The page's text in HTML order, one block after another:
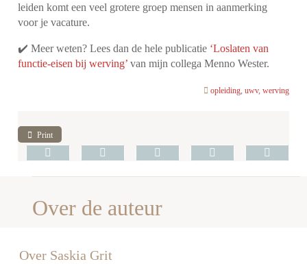
leiden komt een veel grotere groep mensen in aanmerking
voor je vacature.
✔️ Meer weten? Lees dan de hele publicatie ‘Loslaten van
functie-eisen bij werving’ van mijn collega Menno Wester.
opleiding, uwv, werving
Print
Over de auteur
Over Saskia Grit